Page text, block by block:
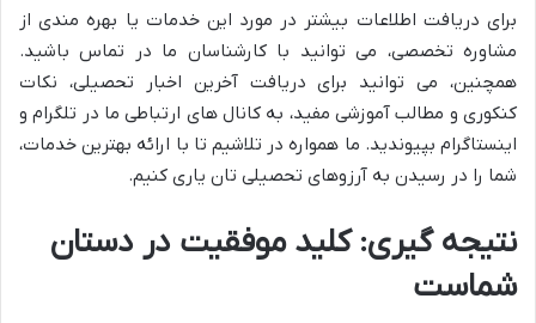
برای دریافت اطلاعات بیشتر در مورد این خدمات یا بهره مندی از
مشاوره تخصصی، می توانید با کارشناسان ما در تماس باشید.
همچنین، می توانید برای دریافت آخرین اخبار تحصیلی، نکات
کنکوری و مطالب آموزشی مفید، به کانال های ارتباطی ما در تلگرام و
اینستاگرام بپیوندید. ما همواره در تلاشیم تا با ارائه بهترین خدمات،
شما را در رسیدن به آرزوهای تحصیلی تان یاری کنیم.
نتیجه گیری: کلید موفقیت در دستان
شماست